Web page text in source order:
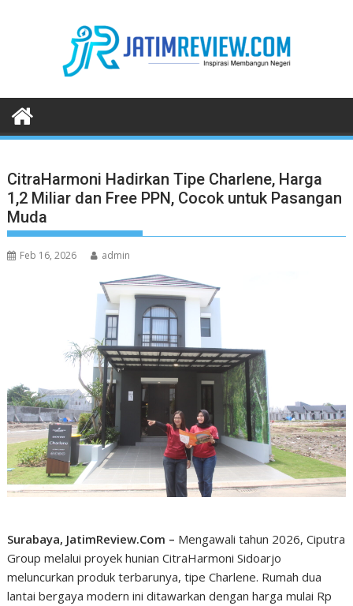
CitraHarmoni Hadirkan Tipe Charlene, Harga
1,2 Miliar dan Free PPN, Cocok untuk Pasangan
Muda
Feb 16, 2026 admin
Surabaya, JatimReview.Com – Mengawali tahun 2026, Ciputra
Group melalui proyek hunian CitraHarmoni Sidoarjo
meluncurkan produk terbarunya, tipe Charlene. Rumah dua
lantai bergaya modern ini ditawarkan dengan harga mulai Rp